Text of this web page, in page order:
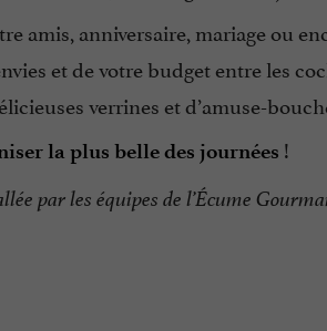
amis, anniversaire, mariage ou
et de votre budget entre les
verrines et d’amuse-
la plus belle des journées !
par les équipes de l’Écume